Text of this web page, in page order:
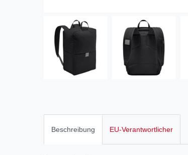
Beschreibung EU-Verantwortlicher